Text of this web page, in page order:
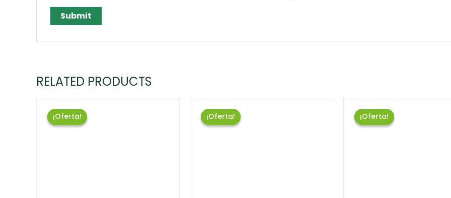
RELATED PRODUCTS
¡Oferta!
¡Oferta! ¡Oferta!
¡Oferta! ¡Oferta!
¡Oferta!